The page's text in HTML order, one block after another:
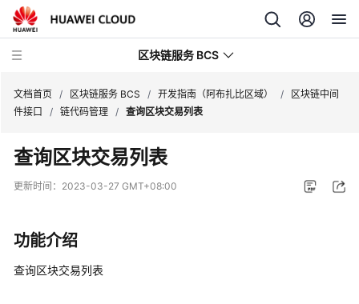
区块链服务 BCS
最
新
动
产
品
介
文档首页 / 区块链服务 BCS / 开发指南（阿布扎比区域） /
区块链中间
件接口
/ 链代码管理 / 查询区块交易列表
查询区块交易列表
更新时间： 2023-03-27 GMT+08:00
功能介绍
查询区块交易列表